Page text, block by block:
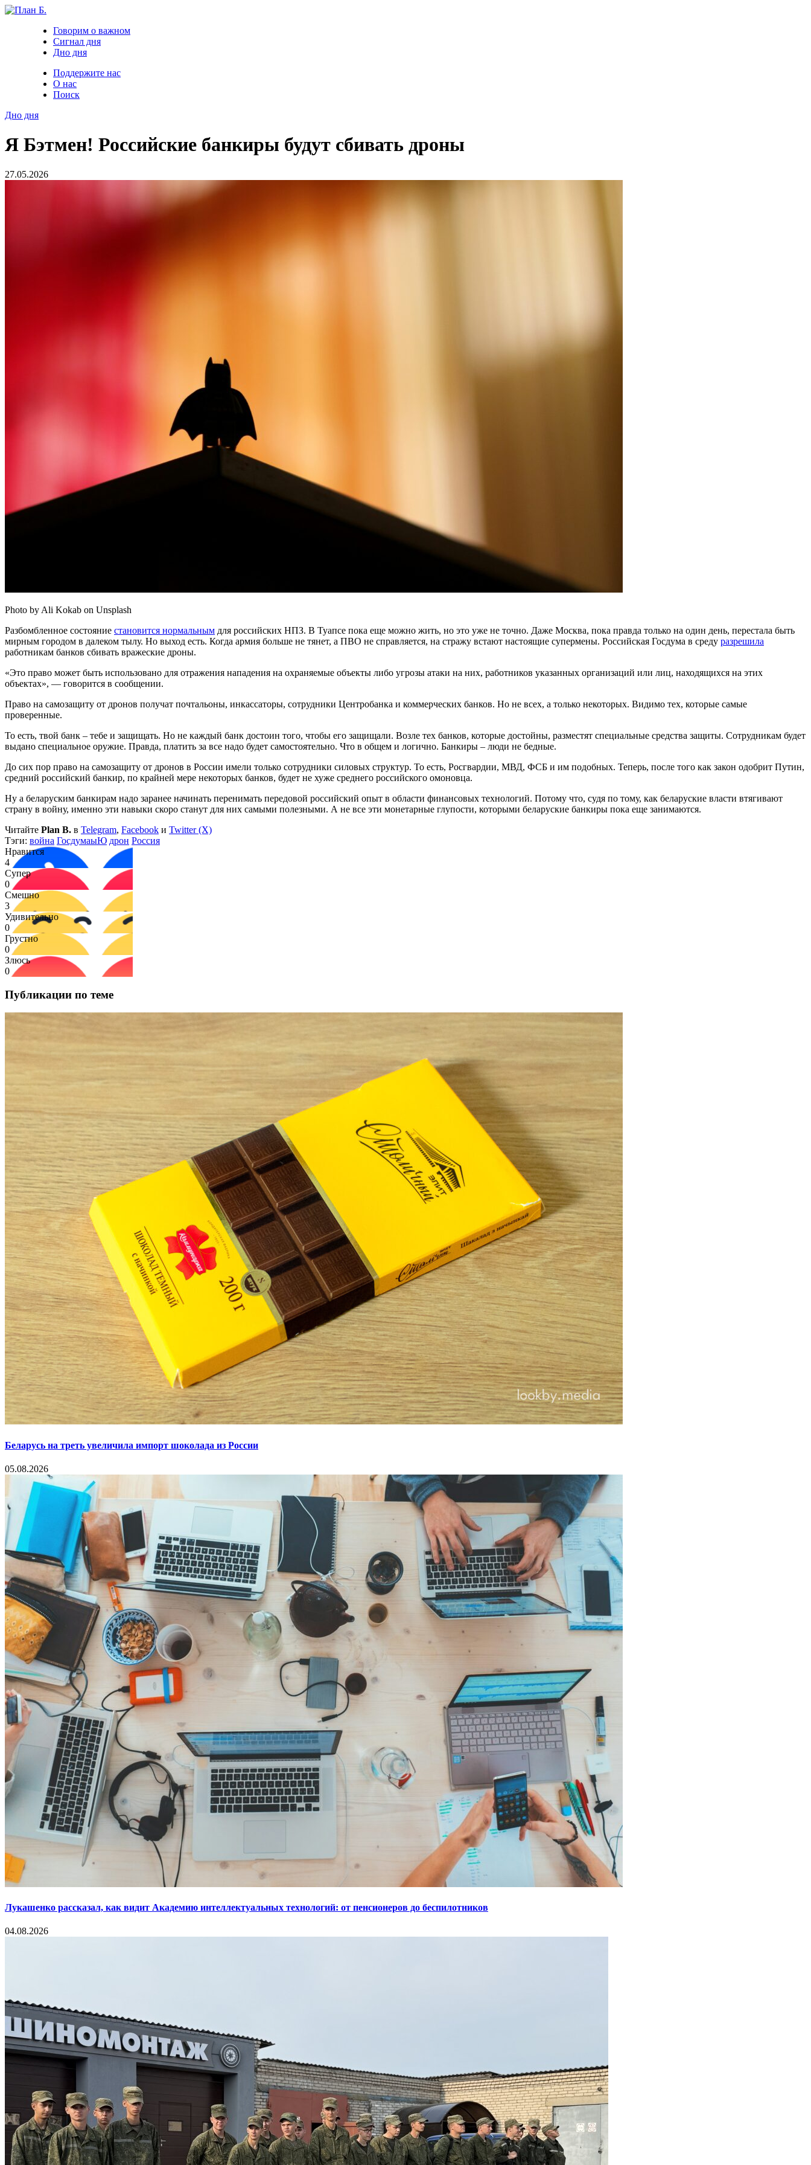
Говорим о важном
Сигнал дня
Дно дня
Поддержите нас
О нас
Поиск
Дно дня
Я Бэтмен! Российские банкиры будут сбивать дроны
27.05.2026
Photo by Ali Kokab on Unsplash
Разбомбленное состояние становится нормальным для российских НПЗ. В Туапсе пока еще можно жить, но это уже не точно. Даже Москва, пока правда только на один день, перестала быть
мирным городом в далеком тылу. Но выход есть. Когда армия больше не тянет, а ПВО не справляется, на стражу встают настоящие супермены. Российская Госдума в среду разрешила
работникам банков сбивать вражеские дроны.
«Это право может быть использовано для отражения нападения на охраняемые объекты либо угрозы атаки на них, работников указанных организаций или лиц, находящихся на этих
объектах», — говорится в сообщении.
Право на самозащиту от дронов получат почтальоны, инкассаторы, сотрудники Центробанка и коммерческих банков. Но не всех, а только некоторых. Видимо тех, которые самые
проверенные.
То есть, твой банк – тебе и защищать. Но не каждый банк достоин того, чтобы его защищали. Возле тех банков, которые достойны, разместят специальные средства защиты. Сотрудникам будет
выдано специальное оружие. Правда, платить за все надо будет самостоятельно. Что в общем и логично. Банкиры – люди не бедные.
До сих пор право на самозащиту от дронов в России имели только сотрудники силовых структур. То есть, Росгвардии, МВД, ФСБ и им подобных. Теперь, после того как закон одобрит Путин,
средний российский банкир, по крайней мере некоторых банков, будет не хуже среднего российского омоновца.
Ну а беларуским банкирам надо заранее начинать перенимать передовой российский опыт в области финансовых технологий. Потому что, судя по тому, как беларуские власти втягивают
страну в войну, именно эти навыки скоро станут для них самыми полезными. А не все эти монетарные глупости, которыми беларуские банкиры пока еще занимаются.
Читайте Plan B. в Telegram, Facebook и Twitter (X)
Тэги: война ГосдумаыЮ дрон Россия
Нравится
4
Супер
0
Смешно
3
Удивительно
0
Грустно
0
Злюсь
0
Публикации по теме
Беларусь на треть увеличила импорт шоколада из России
05.08.2026
Лукашенко рассказал, как видит Академию интеллектуальных технологий: от пенсионеров до беспилотников
04.08.2026